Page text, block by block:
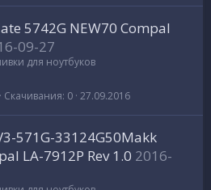
5742G NEW70 Compal
09-27
для ноутбуков
0 Скачивания 0 27.09.2016
571G-33124G50Makk
LA-7912P Rev 1.0 2016-